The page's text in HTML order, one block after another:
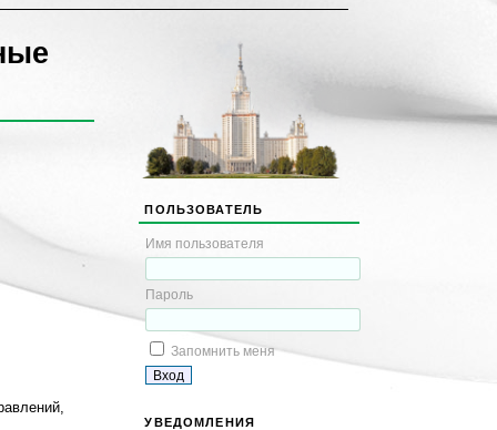
ПОЛЬЗОВАТЕЛЬ
Имя пользователя
Пароль
Запомнить меня
УВЕДОМЛЕНИЯ